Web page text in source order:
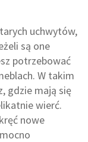
uchwytów,
są one
potrzebować
W takim
gdzie mają się
wierć.
nowe